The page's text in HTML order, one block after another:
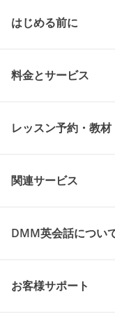
はじめる前に
料金とサービス
レッスン予約・教材
関連サービス
DMM英会話につい
お客様サポート